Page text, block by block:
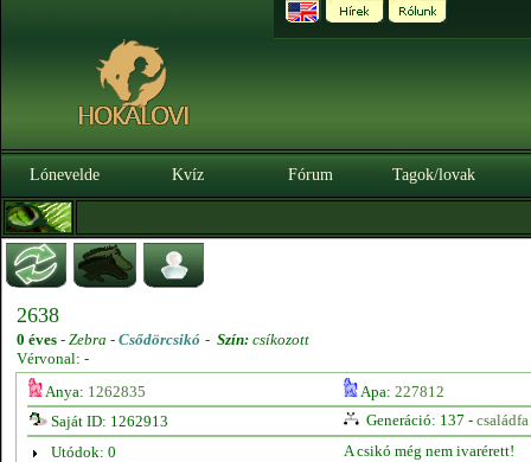
Lónevelde Kvíz Fórum Tagok/lovak
2638
0 éves - Zebra - Csődörcsikó - Szín: csíkozott
Vérvonal: -
Anya: 1262835 Apa: 227812
Saját ID: 1262913
Generáció: 137 - családfa
Utódok: 0
A csikó még nem ivarérett!